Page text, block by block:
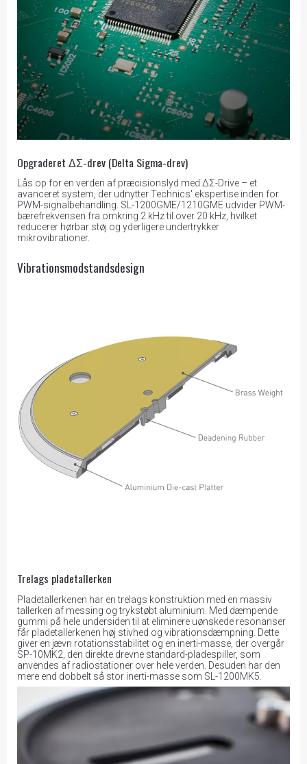
Opgraderet ΔΣ-drev (Delta Sigma-drev)
Lås op for en verden af præcisionslyd med ΔΣ-Drive – et
avanceret system, der udnytter Technics' ekspertise inden for
PWM-signalbehandling. SL-1200GME/1210GME udvider PWM-
bærefrekvensen fra omkring 2 kHz til over 20 kHz, hvilket
reducerer hørbar støj og yderligere undertrykker
mikrovibrationer.
Vibrationsmodstandsdesign
Trelags pladetallerken
Pladetallerkenen har en trelags konstruktion med en massiv
tallerken af messing og trykstøbt aluminium. Med dæmpende
gummi på hele undersiden til at eliminere uønskede resonanser
får pladetallerkenen høj stivhed og vibrationsdæmpning. Dette
giver en jævn rotationsstabilitet og en inerti-masse, der overgår
SP-10MK2, den direkte drevne standard-pladespiller, som
anvendes af radiostationer over hele verden. Desuden har den
mere end dobbelt så stor inerti-masse som SL-1200MK5.